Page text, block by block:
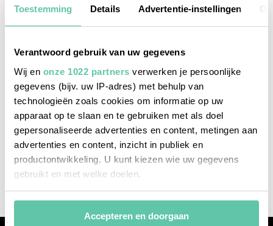
Toestemming Details Advertentie-instellingen
Verantwoord gebruik van uw gegevens
Wij en onze 1022 partners verwerken je persoonlijke
gegevens (bijv. uw IP-adres) met behulp van
technologieën zoals cookies om informatie op uw
apparaat op te slaan en te gebruiken met als doel
gepersonaliseerde advertenties en content, metingen aan
advertenties en content, inzicht in publiek en
productontwikkeling. U kunt kiezen wie uw gegevens
gebruikt en met welke doelen.
Als u het toestaat, willen we ook graag:
Informatie verzamelen over uw geografische
Accepteren en doorgaan
reisinspiratie
Frans Baskenland op z’n best: 7x zien & doen!
3 JULI 2023